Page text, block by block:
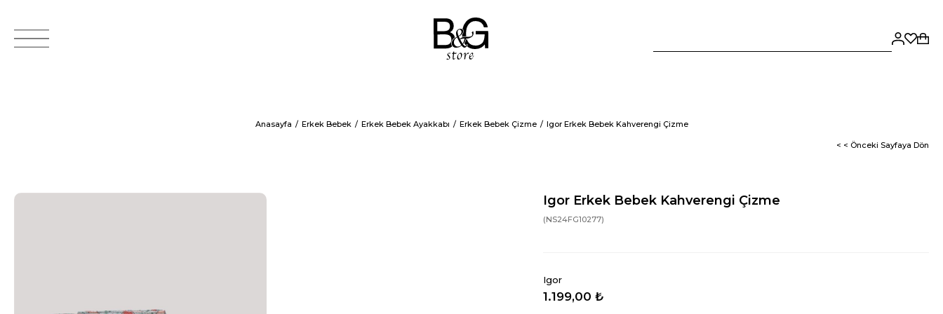
Anasayfa Erkek Bebek Erkek Bebek Ayakkabı Erkek Bebek Çizme Igor Erkek Bebek Kahverengi Çizme
< < Önceki Sayfaya Dön
Igor Erkek Bebek Kahverengi Çizme
(NS24FG10277)
Igor
1.199,00 ₺